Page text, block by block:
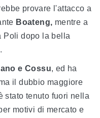
provare l'attacco a
Boateng, mentre a
Poli dopo la bella
e Cossu, ed ha
il dubbio maggiore
stato tenuto fuori nella
motivi di mercato e